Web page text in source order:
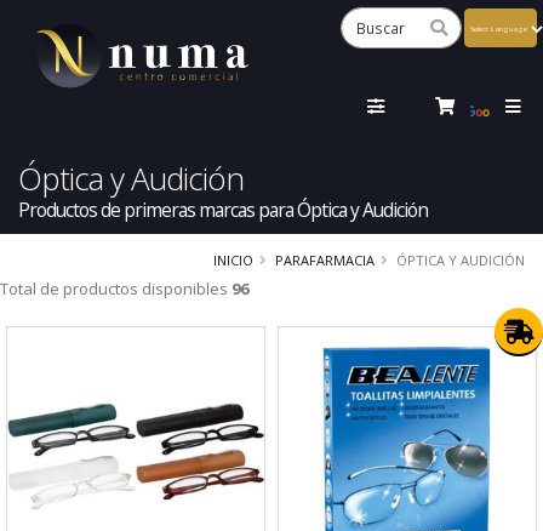
Óptica y Audición
Productos de primeras marcas para Óptica y Audición
INICIO PARAFARMACIA ÓPTICA Y AUDICIÓN
Total de productos disponibles 96